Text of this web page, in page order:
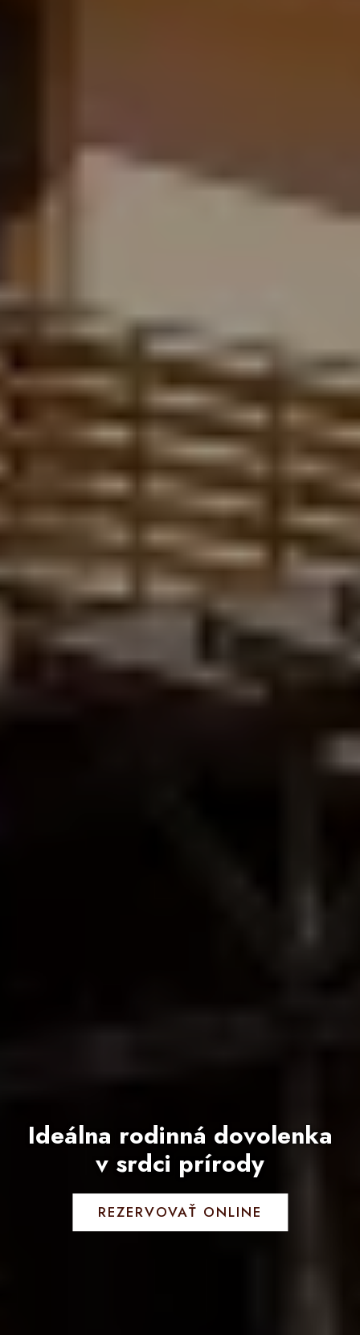
Ideálna rodinná dovolenka
v srdci prírody
REZERVOVAŤ ONLINE